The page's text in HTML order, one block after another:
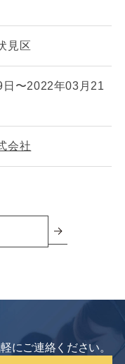
見区
〜2022年03月21
会社
にご連絡ください。